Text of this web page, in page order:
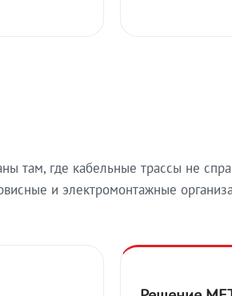
там, где кабельные трассы не
и электромонтажные